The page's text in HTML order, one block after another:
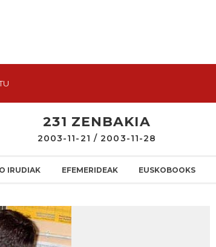
231 ZENBAKIA
2003-11-21 / 2003-11-28
IRUDIAK EFEMERIDEAK EUSKOBOOKS